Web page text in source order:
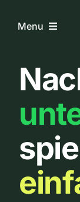
InhaltMenu
Home
Über uns
Urbanlist